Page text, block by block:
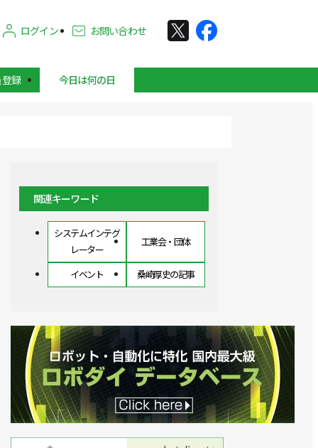
ログイン お問い合わせ
録 今日は何の日
関連キーワード
システムインテグ
レーター
工業会・団体
イベント 桑崎厚史の記事